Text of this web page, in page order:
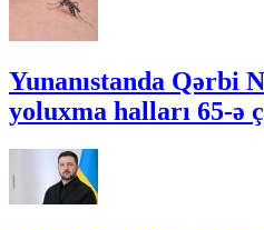
Yunanıstanda Qərbi
yoluxma halları 65-ə